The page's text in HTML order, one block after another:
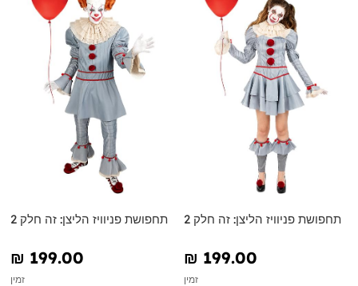
תחפושת פניוויז הליצן: זה חלק 2
₪‎ 199.00
זמין
תחפושת פניוויז הליצן: זה חלק 2
₪‎ 199.00
זמין